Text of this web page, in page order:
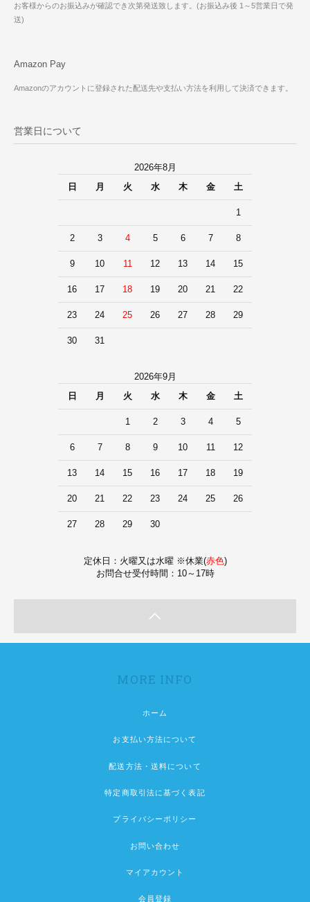
お客様からのお振込みが確認でき次第発送致します。(お振込み後 1～5営業日で発
送)
Amazon Pay
Amazonのアカウントに登録された配送先や支払い方法を利用して決済できます。
営業日について
2026年8月
日
月 火 水 木 金 土
1
2 3 4 5 6 7 8
9 10 11 12 13 14 15
16 17 18 19 20 21 22
23 24 25 26 27 28 29
30 31
2026年9月
日
月 火 水 木 金 土
1 2 3 4 5
6 7 8 9 10 11 12
13 14 15 16 17 18 19
20 21 22 23 24 25 26
27 28 29 30
定休日：火曜又は水曜 ※休業(赤色)
お問合せ受付時間：10～17時
MORE INFO
ホーム
お支払い方法について
配送方法・送料について
特定商取引法に基づく表記
プライバシーポリシー
お問い合わせ
マイアカウント
会員登録